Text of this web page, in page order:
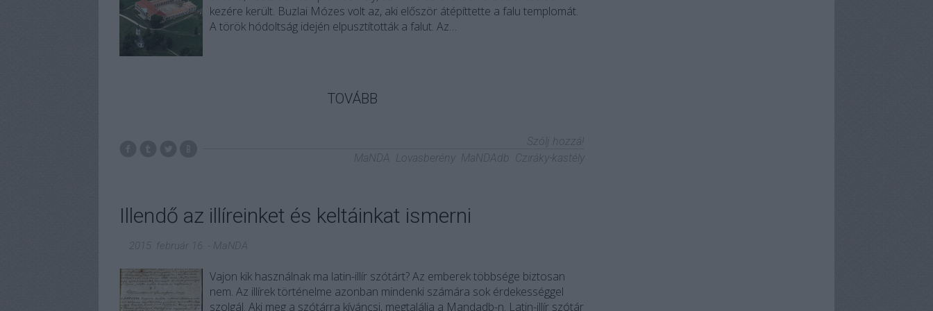
kezére került. Buzlai Mózes volt az, aki először átépíttette a falu templomát.
A török hódoltság idején elpusztították a falut. Az…
TOVÁBB
Szólj hozzá!
MaNDA Lovasberény MaNDAdb Cziráky-kastély
Illendő az illíreinket és keltáinkat ismerni
2015. február 16. MaNDA
Vajon kik használnak ma latin-illír szótárt? Az emberek többsége biztosan
nem. Az illírek történelme azonban mindenki számára sok érdekességgel
szolgál. Aki meg a szótárra kíváncsi, megtalálja a Mandadb-n. Latin-illír szótár